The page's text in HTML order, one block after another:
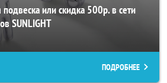
или скидка 500р. в сети
SUNLIGHT
ПОДРОБНЕЕ